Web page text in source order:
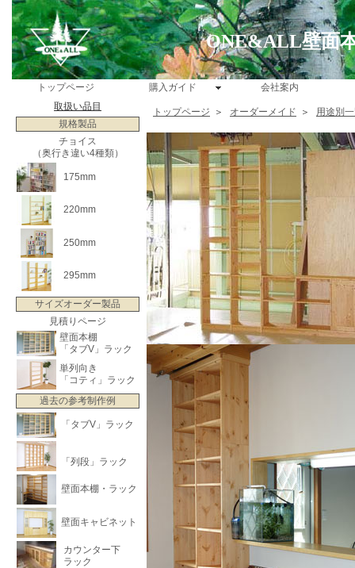
ONE&ALL壁面
トップページ 購入ガイド
会社案内
取扱い品目
規格製品
チョイス
（奥行き違い4種類）
175mm
220mm
250mm
295mm
サイズオーダー製品
見積りページ
壁面本棚
「タブV」ラック
単列向き
「コティ」ラック
過去の参考制作例
「タブV」ラック
「列段」ラック
壁面本棚・ラック
壁面キャビネット
カウンター下
ラック
トップページ ＞ オーダーメイド ＞ 用途別